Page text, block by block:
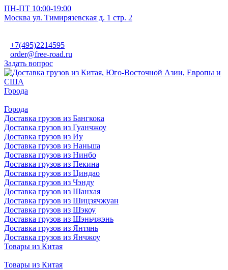
ПН-ПТ 10:00-19:00
Москва ул. Тимирязевская д. 1 стр. 2
+7(495)2214595
order@free-road.ru
Задать вопрос
Города
Города
Доставка грузов из Бангкока
Доставка грузов из Гуанчжоу
Доставка грузов из Иу
Доставка грузов из Наньша
Доставка грузов из Нинбо
Доставка грузов из Пекина
Доставка грузов из Циндао
Доставка грузов из Чэнду
Доставка грузов из Шанхая
Доставка грузов из Шицзячжуан
Доставка грузов из Шэкоу
Доставка грузов из Шэньчжэнь
Доставка грузов из Янтянь
Доставка грузов из Янчжоу
Товары из Китая
Товары из Китая